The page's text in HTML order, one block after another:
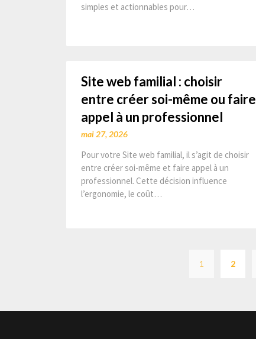
simples et actionnables pour…
Site web familial : choisir
entre créer soi-même ou faire
appel à un professionnel
mai 27, 2026
Pour votre Site web familial, il s’agit de choisir
entre créer soi-même et faire appel à un
professionnel. Cette décision influence
l’ergonomie, le coût…
1 2